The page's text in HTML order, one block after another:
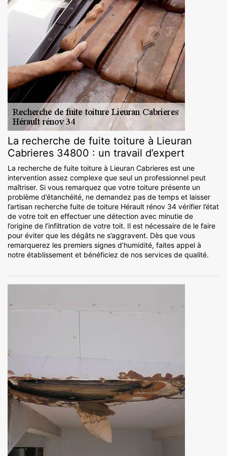
La recherche de fuite toiture à Lieuran
Cabrieres 34800 : un travail d’expert
La recherche de fuite toiture à Lieuran Cabrieres est une
intervention assez complexe que seul un professionnel peut
maîtriser. Si vous remarquez que votre toiture présente un
problème d’étanchéité, ne demandez pas de temps et laisser
l’artisan recherche fuite de toiture Hérault rénov 34 vérifier l’état
de votre toit en effectuer une détection avec minutie de
l’origine de l’infiltration de votre toit. Il est nécessaire de le faire
pour éviter que les dégâts ne s’aggravent. Dès que vous
remarquerez les premiers signes d’humidité, faites appel à
notre établissement et bénéficiez de nos services de qualité.